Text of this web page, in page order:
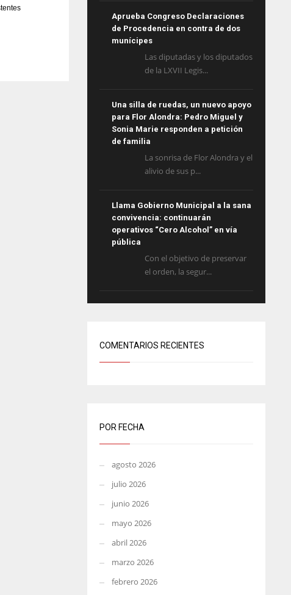
Aprueba Congreso Declaraciones
de Procedencia en contra de dos
munícipes
Las diputadas y los diputados
de la LXVII Legis...
Una silla de ruedas, un nuevo apoyo
para Flor Alondra: Pedro Miguel y
Sonia Marie responden a petición
de familia
La sonrisa de Flor Alondra y el
alivio de sus p...
Llama Gobierno Municipal a la sana
convivencia: continuarán
operativos “Cero Alcohol” en vía
pública
Con el objetivo de preservar
el orden, la segur...
COMENTARIOS RECIENTES
POR FECHA
agosto 2026
julio 2026
junio 2026
mayo 2026
abril 2026
marzo 2026
febrero 2026